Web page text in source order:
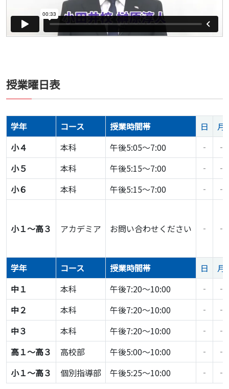
授業曜日表
学年 コース 授業時間帯 日
月
小４
本科 午後5:05～7:00 ‐
‐
小５
本科 午後5:15～7:00 ‐
‐
小６
本科 午後5:15～7:00 ‐ ‐
小１～高３ アカデミア お問い合わせください ‐ ‐
学年 コース 授業時間帯 日
月
中１
本科 午後7:20～10:00 ‐
‐
中２
本科 午後7:20～10:00 ‐
‐
中３
本科 午後7:20～10:00 ‐
‐
高１〜高３
高校部 午後5:00～10:00 ‐
‐
小１〜高３
個別指導部 午後5:25～10:00 ‐ ‐